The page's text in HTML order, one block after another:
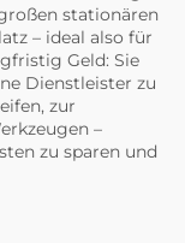
stationären
– ideal also für
Geld: Sie
Dienstleister zu
zur
–
zu sparen und